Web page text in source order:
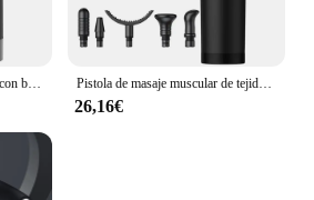
Pistola de masaje profesional con bolsa portátil, 12V, percusión eléctrica, Fascia, tejido, relajación muscular, alivio del dolor, moldeador de Fitness Pistola de masaje muscular de tejido profundo con 30 velocidades, masajeador profesional de relajación muscular para atletas, masajeador de mano con 9 cabezales
26,16€